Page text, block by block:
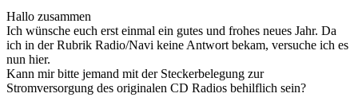
Hallo zusammen
Ich wünsche euch erst einmal ein gutes und frohes neues Jahr. Da
ich in der Rubrik Radio/Navi keine Antwort bekam, versuche ich es
nun hier.
Kann mir bitte jemand mit der Steckerbelegung zur
Stromversorgung des originalen CD Radios behilflich sein?